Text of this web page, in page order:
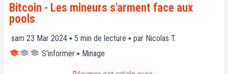
Bitcoin - Les mineurs s'arment face aux
pools
sam 23 Mar 2024 ▪ 5 min de lecture ▪ par Nicolas T.
S'informer ▪ Minage